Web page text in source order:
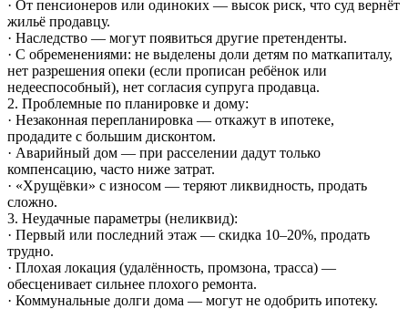
· От пенсионеров или одиноких — высок риск, что суд вернёт
жильё продавцу.
· Наследство — могут появиться другие претенденты.
· С обременениями: не выделены доли детям по маткапиталу,
нет разрешения опеки (если прописан ребёнок или
недееспособный), нет согласия супруга продавца.
2. Проблемные по планировке и дому:
· Незаконная перепланировка — откажут в ипотеке,
продадите с большим дисконтом.
· Аварийный дом — при расселении дадут только
компенсацию, часто ниже затрат.
· «Хрущёвки» с износом — теряют ликвидность, продать
сложно.
3. Неудачные параметры (неликвид):
· Первый или последний этаж — скидка 10–20%, продать
трудно.
· Плохая локация (удалённость, промзона, трасса) —
обесценивает сильнее плохого ремонта.
· Коммунальные долги дома — могут не одобрить ипотеку.